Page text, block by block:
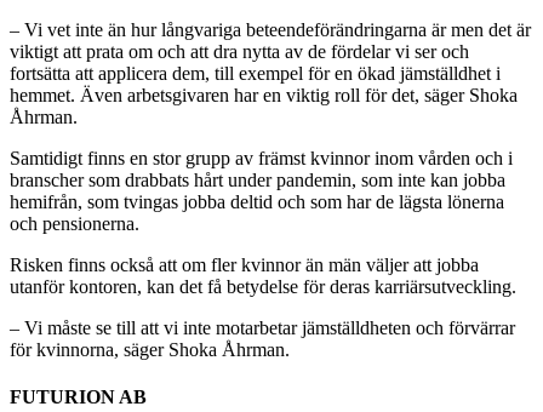
– Vi vet inte än hur långvariga beteendeförändringarna är men det är
viktigt att prata om och att dra nytta av de fördelar vi ser och
fortsätta att applicera dem, till exempel för en ökad jämställdhet i
hemmet. Även arbetsgivaren har en viktig roll för det, säger Shoka
Åhrman.
Samtidigt finns en stor grupp av främst kvinnor inom vården och i
branscher som drabbats hårt under pandemin, som inte kan jobba
hemifrån, som tvingas jobba deltid och som har de lägsta lönerna
och pensionerna.
Risken finns också att om fler kvinnor än män väljer att jobba
utanför kontoren, kan det få betydelse för deras karriärsutveckling.
– Vi måste se till att vi inte motarbetar jämställdheten och förvärrar
för kvinnorna, säger Shoka Åhrman.
FUTURION AB